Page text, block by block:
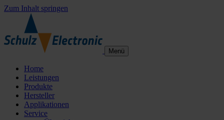
Zum Inhalt springen
Menü
Home
Leistungen
Produkte
Hersteller
Applikationen
Service